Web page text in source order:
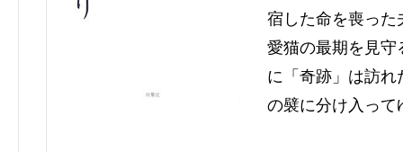
宿した命を喪った
愛猫の最期を見守
に「奇跡」は訪
の襞に分け入って